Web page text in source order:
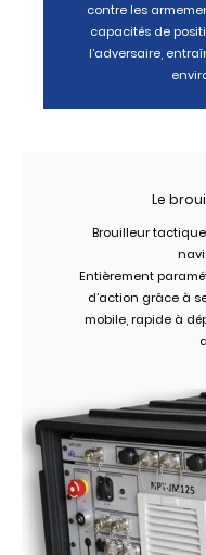
contre les
capacités de
l’adversaire,
Le
Brouilleur
Entièrement
d’action grâce à
mobile, rapide à